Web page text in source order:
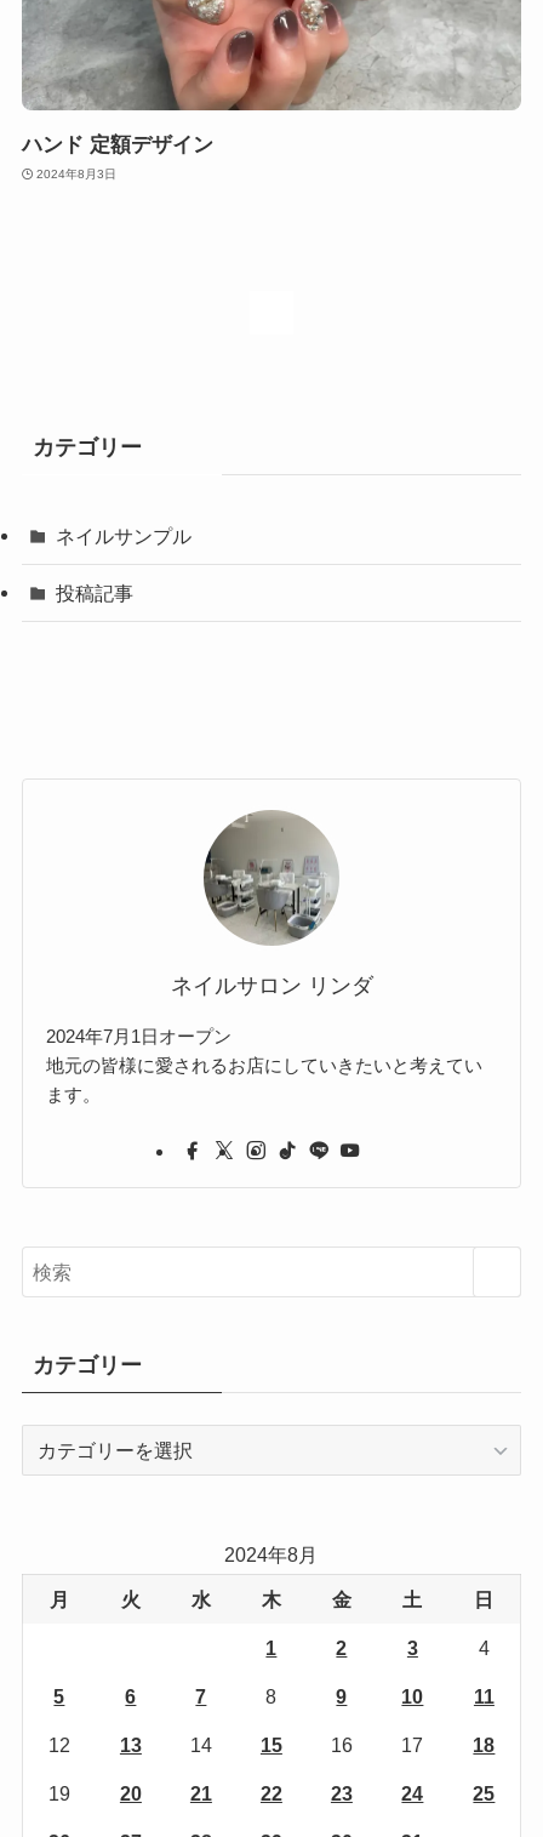
ハンド 定額デザイン
2024年8月3日
カテゴリー
ネイルサンプル
投稿記事
ネイルサロン リンダ
2024年7月1日オープン
地元の皆様に愛されるお店にしていきたいと考えてい
ます。
カテゴリー
2024年8月
月 火 水 木 金 土 日
1 2 3 4
5 6 7 8 9 10 11
12 13 14 15 16 17 18
19 20 21 22 23 24 25